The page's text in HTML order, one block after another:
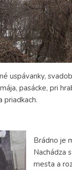
uspávanky,
pasácke, pri
priadkach.
Brádno je
Nachádza
mesta a